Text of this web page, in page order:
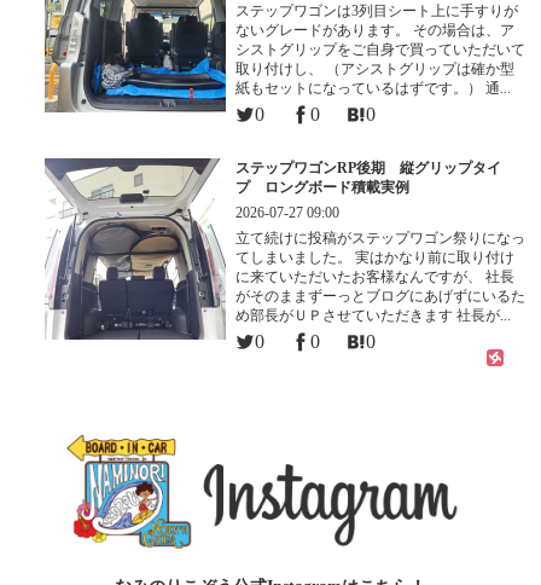
ステップワゴンは3列目シート上に手すりが
ないグレードがあります。 その場合は、ア
シストグリップをご自身で買っていただいて
取り付けし、 （アシストグリップは確か型
紙もセットになっているはずです。） 通...
0 0 0
ステップワゴンRP後期 縦グリップタイ
プ ロングボード積載実例
2026-07-27 09:00
立て続けに投稿がステップワゴン祭りになっ
てしまいました。 実はかなり前に取り付け
に来ていただいたお客様なんですが、 社長
がそのままずーっとブログにあげずにいるた
め部長がＵＰさせていただきます 社長が...
0 0 0